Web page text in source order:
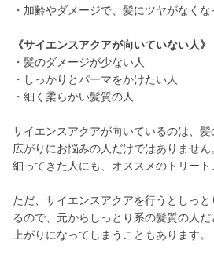
・加齢やダメージで、髪にツヤがなく
《サイエンスアクアが向いていない人》
・髪のダメージが少ない人
・しっかりとパーマをかけたい人
・細く柔らかい髪質の人
サイエンスアクアが向いているのは、
広がりにお悩みの人だけではありませ
細ってきた人にも、オススメのトリート
ただ、サイエンスアクアを行うとしっ
るので、元からしっとり系の髪質の人
上がりになってしまうこともあります。